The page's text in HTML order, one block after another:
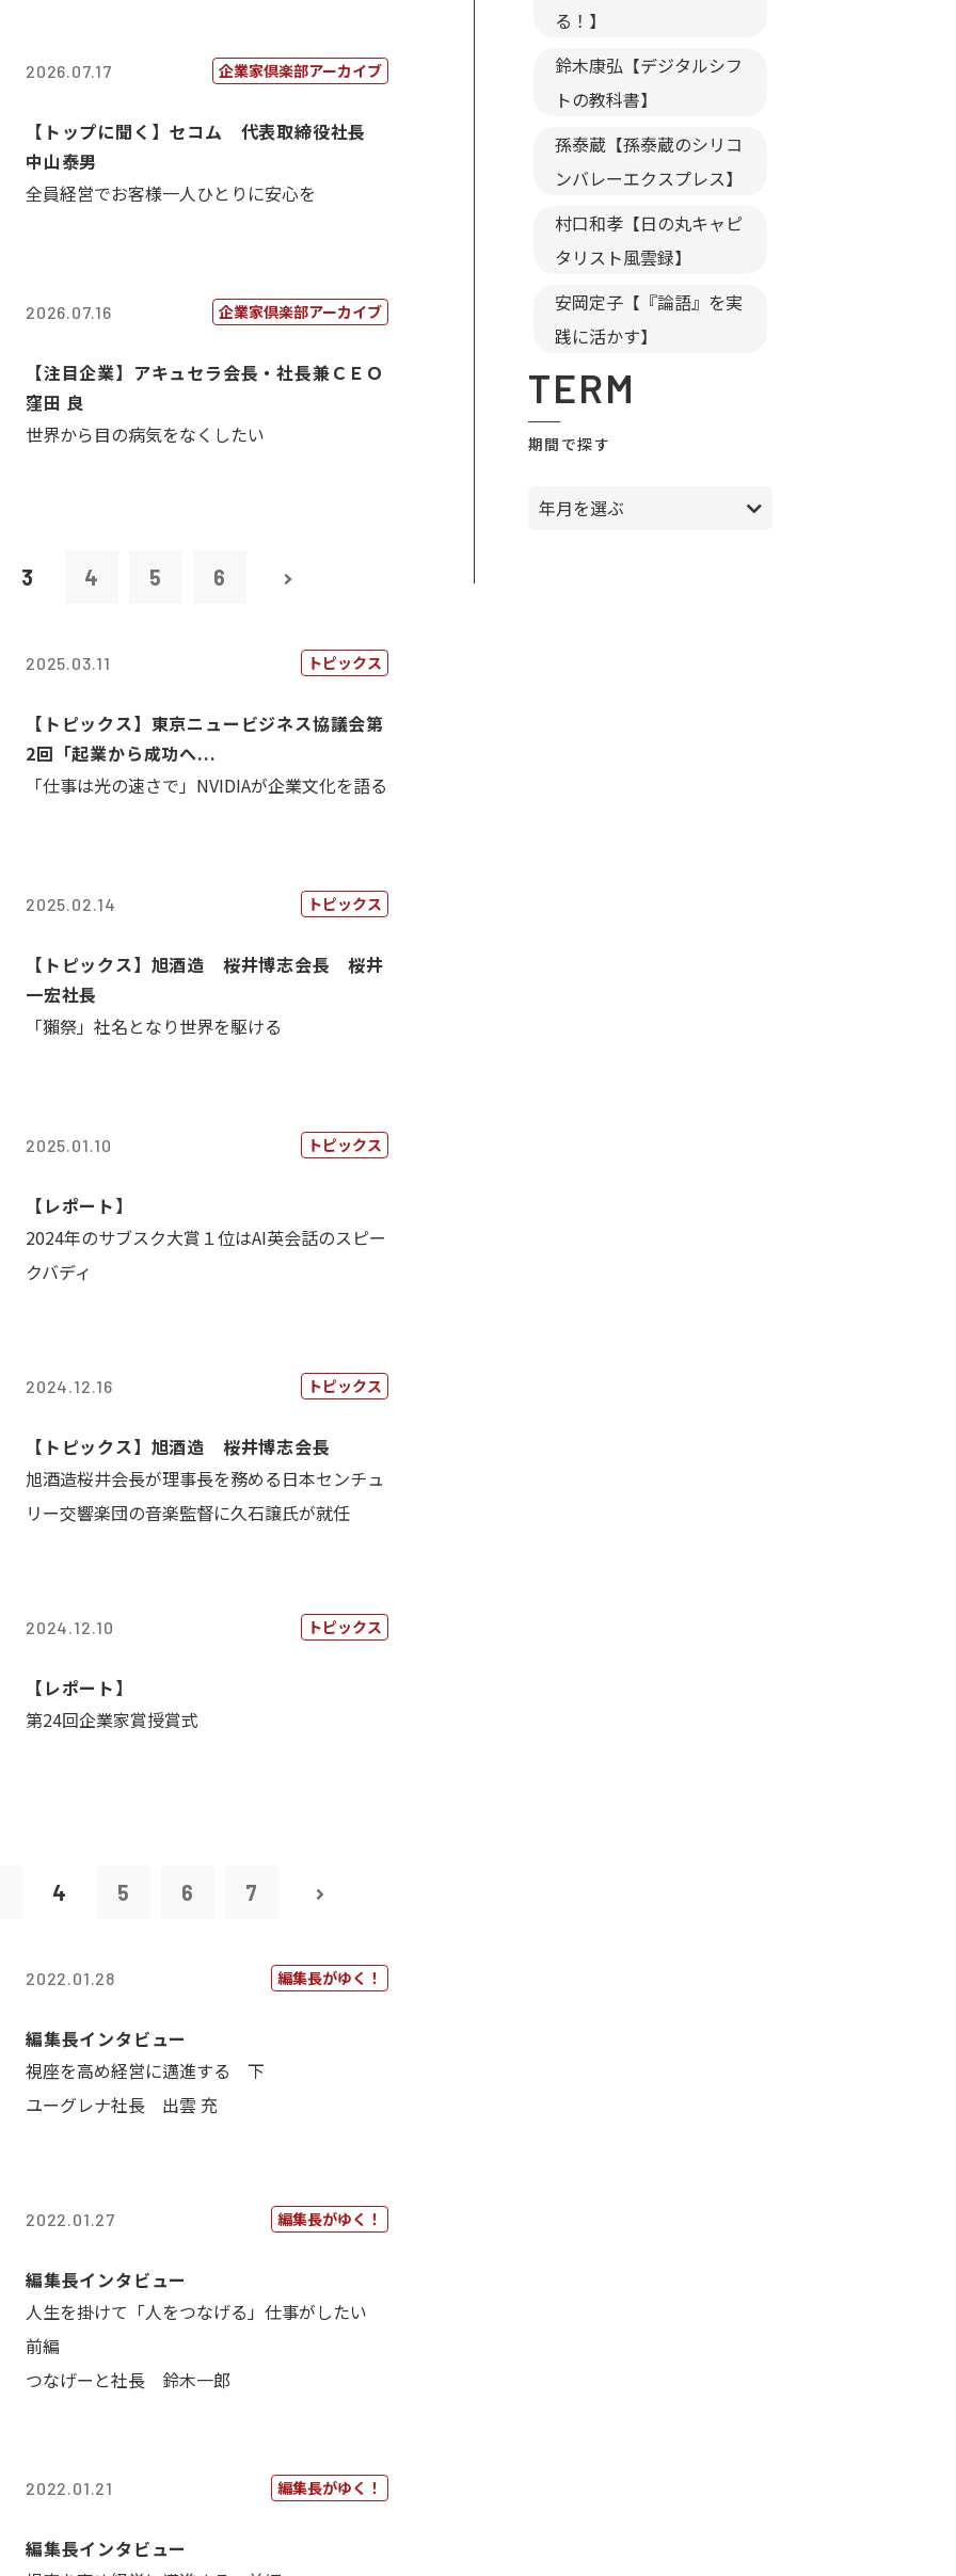
2026.07.17 企業家倶楽部アーカイブ
【トップに聞く】セコム 代表取締役社長
中山泰男
全員経営でお客様一人ひとりに安心を
2026.07.16 企業家倶楽部アーカイブ
【注目企業】アキュセラ会長・社長兼ＣＥＯ
窪田 良
世界から目の病気をなくしたい
3 4 5 6
2025.03.11 トピックス
【トピックス】東京ニュービジネス協議会第
2回「起業から成功へ...
「仕事は光の速さで」NVIDIAが企業文化を語る
2025.02.14 トピックス
【トピックス】旭酒造 桜井博志会長 桜井
一宏社長
「獺祭」社名となり世界を駆ける
2025.01.10 トピックス
【レポート】
2024年のサブスク大賞１位はAI英会話のスピー
クバディ
2024.12.16 トピックス
【トピックス】旭酒造 桜井博志会長
旭酒造桜井会長が理事長を務める日本センチュ
リー交響楽団の音楽監督に久石譲氏が就任
2024.12.10 トピックス
【レポート】
第24回企業家賞授賞式
4 5 6 7
2022.01.28 編集長がゆく！
編集長インタビュー
視座を高め経営に邁進する 下
ユーグレナ社長 出雲 充
2022.01.27 編集長がゆく！
編集長インタビュー
人生を掛けて「人をつなげる」仕事がしたい
前編
つなげーと社長 鈴木一郎
2022.01.21 編集長がゆく！
編集長インタビュー
る！】
鈴木康弘【デジタルシフ
トの教科書】
孫泰蔵【孫泰蔵のシリコ
ンバレーエクスプレス】
村口和孝【日の丸キャピ
タリスト風雲録】
安岡定子【『論語』を実
践に活かす】
TERM
期間で探す
年月を選ぶ